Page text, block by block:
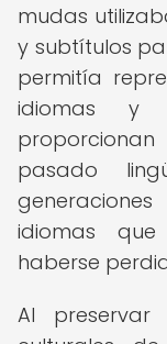
mudas
y subtítulos
permitía
idiomas y
pasado
idiomas
haberse
Al